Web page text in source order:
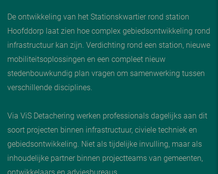
De ontwikkeling van het Stationskwartier rond station
Hoofddorp laat zien hoe complex gebiedsontwikkeling rond
infrastructuur kan zijn. Verdichting rond een station, nieuwe
mobiliteitsoplossingen en een compleet nieuw
stedenbouwkundig plan vragen om samenwerking tussen
verschillende disciplines.
Via ViS Detachering werken professionals dagelijks aan dit
soort projecten binnen infrastructuur, civiele techniek en
gebiedsontwikkeling. Niet als tijdelijke invulling, maar als
inhoudelijke partner binnen projectteams van gemeenten,
ontwikkelaars en adviesbureaus.